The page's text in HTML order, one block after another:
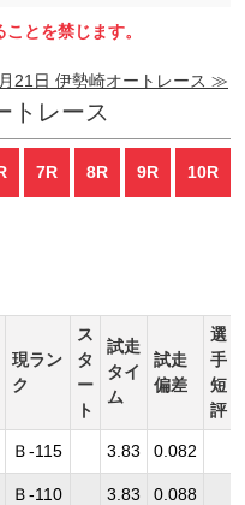
とを禁じます。
21日 伊勢崎オートレース ≫
トレース
7R 8R 9R 10R
現ラン
ク
ス
タ
ー
ト
試走
タイ
ム
試走
偏差
選
手
短
評
Ｂ-115 3.83 0.082
Ｂ-110 3.83 0.088